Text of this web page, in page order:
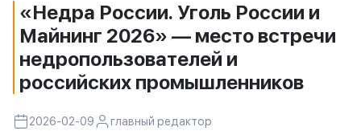
«Недра России. Уголь России и
Майнинг 2026» — место встречи
недропользователей и
российских промышленников
2026-02-09 главный редактор